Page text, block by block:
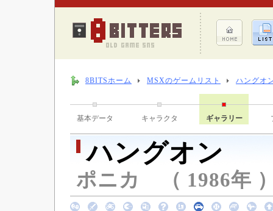
8BITSホーム MSXのゲームリスト ハングオ
基本データ キャラクタ ギャラリー
ハングオン
ポニカ （ 1986年